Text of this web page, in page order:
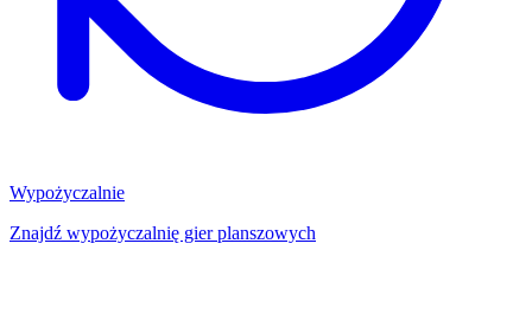
Wypożyczalnie
Znajdź wypożyczalnię gier planszowych